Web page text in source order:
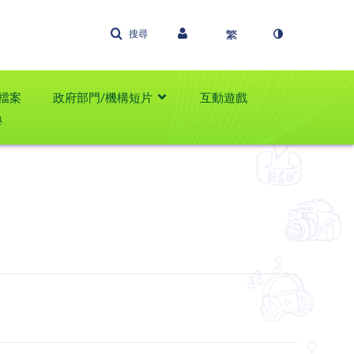
搜尋
案 政府部門/機構短片
互動遊戲